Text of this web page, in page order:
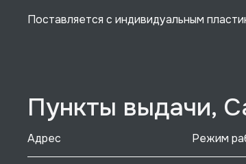
Поставляется с индивидуальным
Пункты выдачи,
Адрес Режим